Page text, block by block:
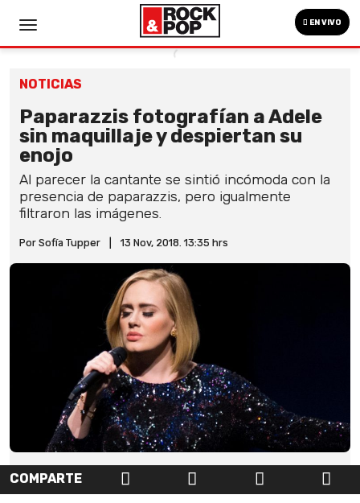
EN VIVO
NOTICIAS
Paparazzis fotografían a Adele
sin maquillaje y despiertan su
enojo
Al parecer la cantante se sintió incómoda con la
presencia de paparazzis, pero igualmente
filtraron las imágenes.
Por Sofía Tupper 13 Nov, 2018. 13:35 hrs
COMPARTE